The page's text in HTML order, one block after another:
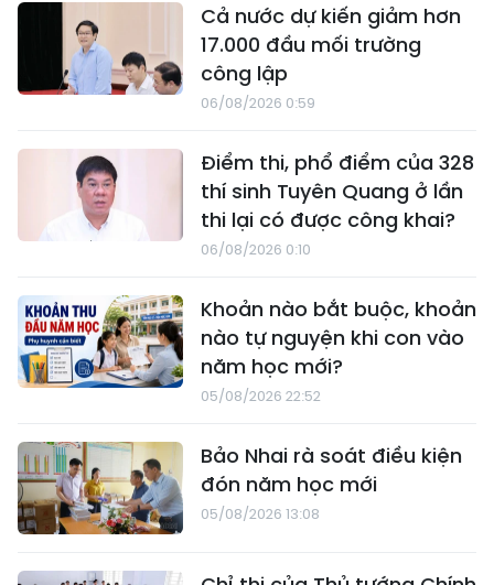
Cả nước dự kiến giảm hơn
17.000 đầu mối trường
công lập
06/08/2026 0:59
Điểm thi, phổ điểm của 328
thí sinh Tuyên Quang ở lần
thi lại có được công khai?
06/08/2026 0:10
Khoản nào bắt buộc, khoản
nào tự nguyện khi con vào
năm học mới?
05/08/2026 22:52
Bảo Nhai rà soát điều kiện
đón năm học mới
05/08/2026 13:08